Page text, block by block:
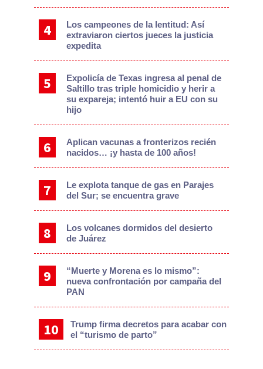
Los campeones de la lentitud: Así
extraviaron ciertos jueces la justicia
expedita
Expolicía de Texas ingresa al penal de
Saltillo tras triple homicidio y herir a
su expareja; intentó huir a EU con su
hijo
Aplican vacunas a fronterizos recién
nacidos… ¡y hasta de 100 años!
Le explota tanque de gas en Parajes
del Sur; se encuentra grave
Los volcanes dormidos del desierto
de Juárez
“Muerte y Morena es lo mismo”:
nueva confrontación por campaña del
PAN
Trump firma decretos para acabar con
el “turismo de parto”